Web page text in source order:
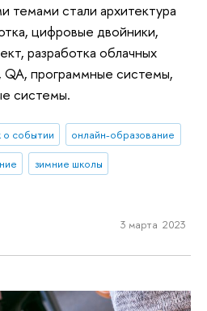
темами стали архитектура
цифровые двойники,
разработка облачных
QA, программные системы,
системы.
событии
онлайн-образование
зимние школы
3 марта 2023